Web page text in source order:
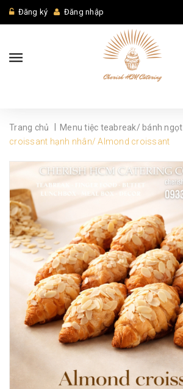
Đăng ký Đăng nhập
Trang chủ Menu tiệc teabreak/ bánh ngọt
croissant hạnh nhân/ Almond croissant